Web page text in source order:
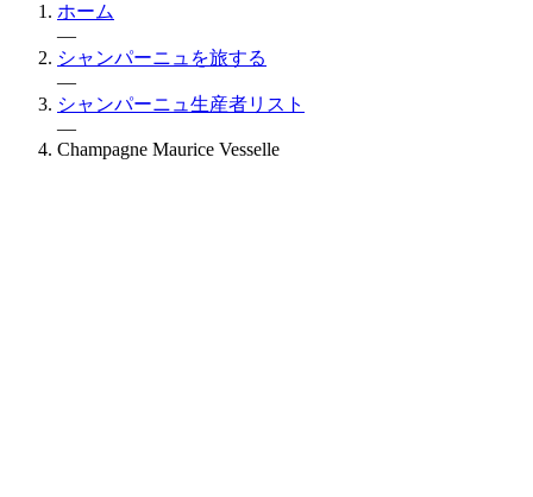
ホーム
—
シャンパーニュを旅する
—
シャンパーニュ生産者リスト
—
Champagne Maurice Vesselle